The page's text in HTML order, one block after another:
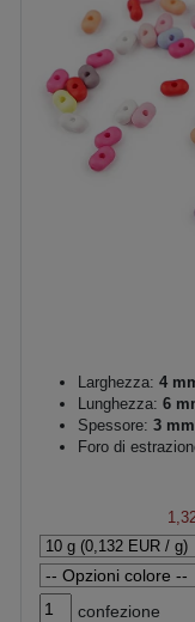
Larghezza: 4
Lunghezza: 6
Spessore: 3 mm
Foro di
confezione